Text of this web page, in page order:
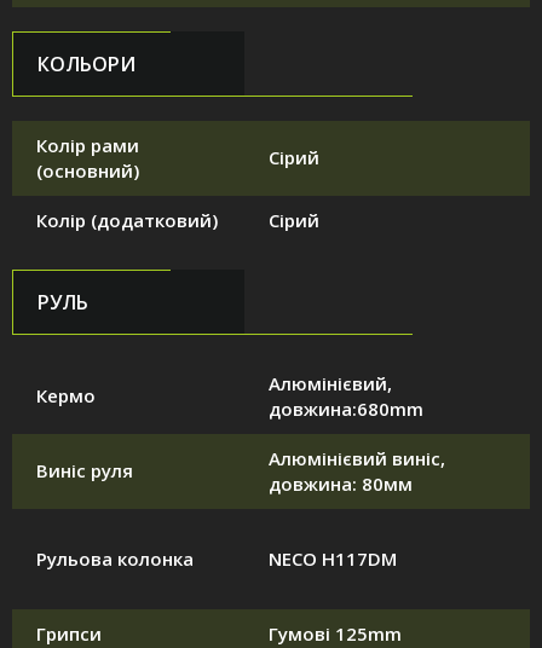
КОЛЬОРИ
Колір рами
(основний)
Сірий
Колір (додатковий) Сірий
РУЛЬ
Кермо
Алюмінієвий,
довжина:680mm
Виніс руля
Алюмінієвий виніс,
довжина: 80мм
Рульова колонка NECO H117DM
Грипси Гумові 125mm